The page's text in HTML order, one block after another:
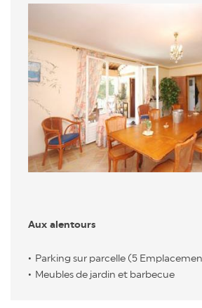
Aux alentours
Parking sur parcelle (5
Meubles de jardin et barbecue